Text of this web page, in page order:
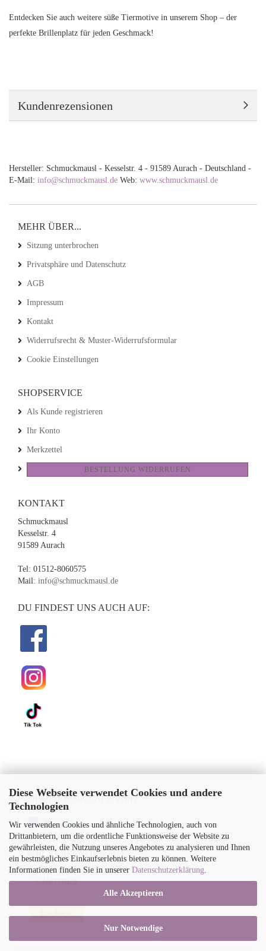
Diese Webseite verwendet Cookies und andere
Technologien
Wir verwenden Cookies und ähnliche Technologien, auch von
Drittanbietern, um die ordentliche Funktionsweise der Website zu
gewährleisten, die Nutzung unseres Angebotes zu analysieren und Ihnen
ein bestmögliches Einkaufserlebnis bieten zu können. Weitere
Informationen finden Sie in unserer Datenschutzerklärung
Alle Akzeptieren
Nur Notwendige
Entdecken Sie auch weitere süße Tiermotive in unserem Shop – der
perfekte Brillenplatz für jeden Geschmack!
Kundenrezensionen
Hersteller: Schmuckmausl - Kesselstr. 4 - 91589 Aurach - Deutschland -
E-Mail: info@schmuckmausl.de Web: www.schmuckmausl.de
MEHR ÜBER...
Sitzung unterbrochen
Privatsphäre und Datenschutz
AGB
Impressum
Kontakt
Widerrufsrecht & Muster-Widerrufsformular
Cookie Einstellungen
SHOPSERVICE
Als Kunde registrieren
Ihr Konto
Merkzettel
BESTELLUNG WIDERRUFEN
KONTAKT
Schmuckmausl
Kesselstr. 4
91589 Aurach
Tel: 01512-8060575
Mail: info@schmuckmausl.de
DU FINDEST UNS AUCH AUF:
SICHER EINKAUFEN MIT
WIR VERSENDEN MIT